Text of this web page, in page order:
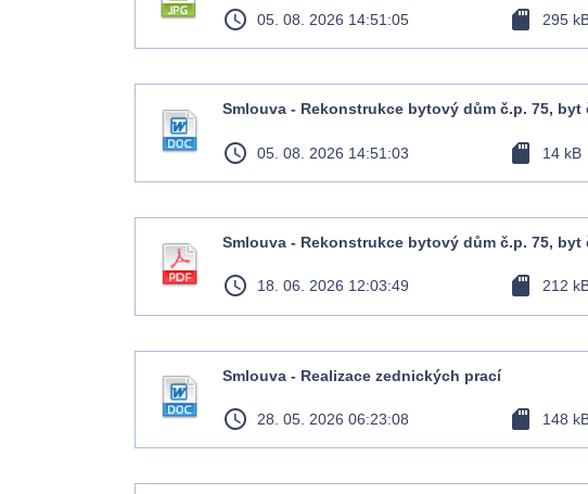
access_time 05. 08. 2026 14:51:05 sd_card 295
Smlouva - Rekonstrukce bytový dům č.p. 75, byt
access_time 05. 08. 2026 14:51:03 sd_card 14 kB
Smlouva - Rekonstrukce bytový dům č.p. 75, byt
access_time 18. 06. 2026 12:03:49 sd_card 212
Smlouva - Realizace zednických prací
access_time 28. 05. 2026 06:23:08 sd_card 148